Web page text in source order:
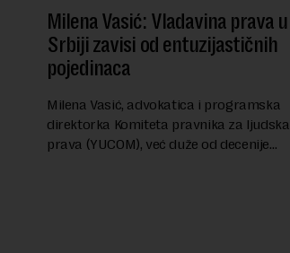
Milena Vasić: Vladavina prava u
Srbiji zavisi od entuzijastičnih
pojedinaca
Milena Vasić, advokatica i programska
direktorka Komiteta pravnika za ljudska
prava (YUCOM), već duže od decenije